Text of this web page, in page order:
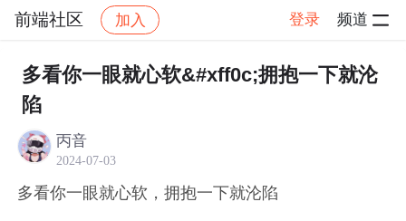
前端社区 加入 登录 频道
社区 前端社区 感慨 帖子详情
多看你一眼就心软&#xff0c;拥抱一下就沦
陷
丙音
2024-07-03
多看你一眼就心软，拥抱一下就沦陷